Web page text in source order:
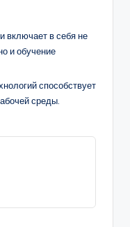
включает в себя не
и обучение
способствует
среды.